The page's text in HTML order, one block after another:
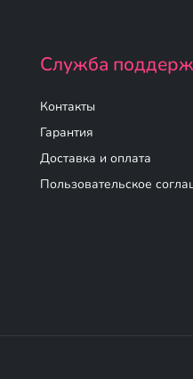
Служба
Контакты
Гарантия
Доставка и оплата
Пользовательское